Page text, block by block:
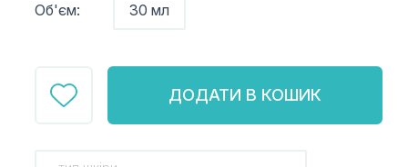
Об'єм: 30 мл
ДОДАТИ В КОШИК